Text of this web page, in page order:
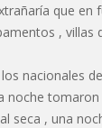
que en
, villas
nacionales
noche
seca , una